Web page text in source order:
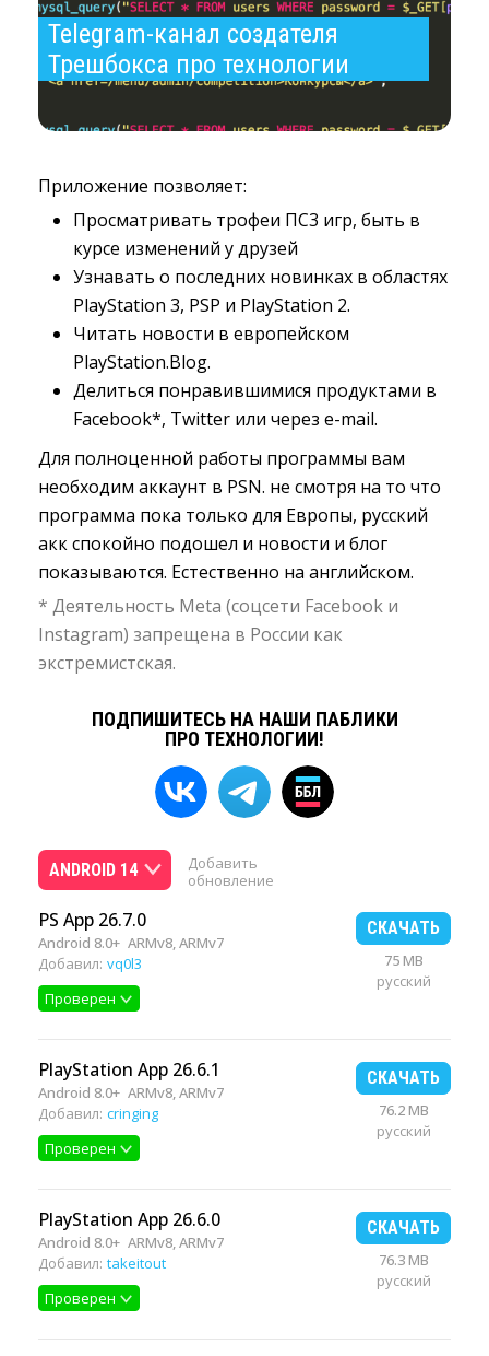
Telegram-канал создателя
Трешбокса про технологии
Приложение позволяет:
Просматривать трофеи ПС3 игр, быть в
курсе изменений у друзей
Узнавать о последних новинках в областях
PlayStation 3, PSP и PlayStation 2.
Читать новости в европейском
PlayStation.Blog.
Делиться понравившимися продуктами в
Facebook*, Twitter или через e-mail.
Для полноценной работы программы вам
необходим аккаунт в PSN. не смотря на то что
программа пока только для Европы, русский
акк спокойно подошел и новости и блог
показываются. Естественно на английском.
* Деятельность Meta (соцсети Facebook и
Instagram) запрещена в России как
экстремистская.
ПОДПИШИТЕСЬ НА НАШИ ПАБЛИКИ
ПРО ТЕХНОЛОГИИ!
ANDROID 14
Добавить
обновление
PS App 26.7.0
Android 8.0+ ARMv8, ARMv7
Добавил: vq0l3
Проверен
СКАЧАТЬ
75 MB
русский
PlayStation App 26.6.1
Android 8.0+ ARMv8, ARMv7
Добавил: cringing
Проверен
СКАЧАТЬ
76.2 MB
русский
PlayStation App 26.6.0
Android 8.0+ ARMv8, ARMv7
Добавил: takeitout
Проверен
СКАЧАТЬ
76.3 MB
русский